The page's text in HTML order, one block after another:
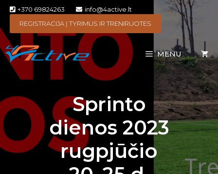
+370 69824263
info@4active.lt
REGISTRACIJA Į TYRIMUS IR TRENIRUOTES
MENU
Sprinto
dienos 2023
rugpjūčio